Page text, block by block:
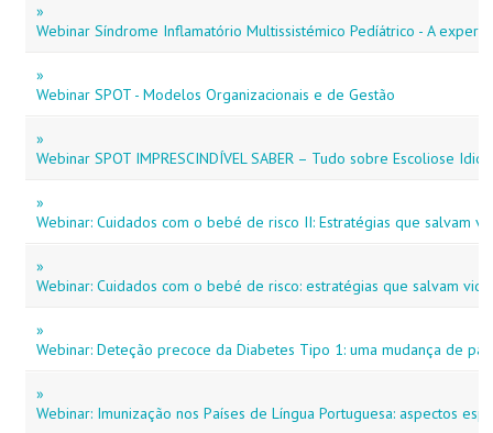
»
Webinar Síndrome Inflamatório Multissistémico Pedíátrico - A
»
Webinar SPOT - Modelos Organizacionais e de Gestão
»
Webinar SPOT IMPRESCINDÍVEL SABER – Tudo sobre Escoliose
»
Webinar: Cuidados com o bebé de risco II: Estratégias que salvam
»
Webinar: Cuidados com o bebé de risco: estratégias que salvam
»
Webinar: Deteção precoce da Diabetes Tipo 1: uma mudança de
»
Webinar: Imunização nos Países de Língua Portuguesa: aspectos